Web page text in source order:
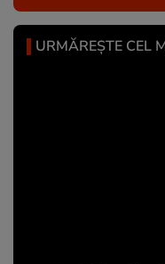
URMĂREȘTE CEL